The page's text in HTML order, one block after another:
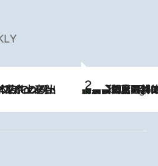
7 Hours Ago
「最後に見られてよかった」上野動物園の東園パンダ舎が解体前に特別公開。8月16日まで延長されたパネル展と共に辿る“半世紀”のパンダ飼育《解体工事の図面あり》